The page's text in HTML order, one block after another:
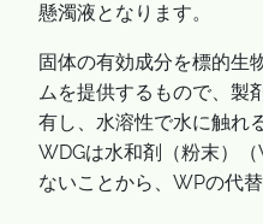
懸濁液となります。
固体の有効成分を標的生
ムを提供するもので、製
有し、水溶性で水に触れ
WDGは水和剤（粉末）
ないことから、WPの代